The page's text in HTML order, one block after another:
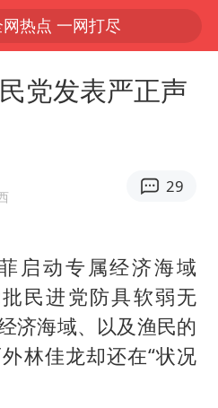
热点 一网打尽
党发表严正声
29
启动专属经济海域
批民进党防具软弱无
济海域、以及渔民的
林佳龙却还在“状况